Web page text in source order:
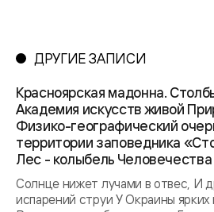
ДРУГИЕ ЗАПИСИ
Красноярская мадонна.
Академия искусств живой
Физико-географический
территории заповедника
Лес - колыбель Человечества
Солнце нижет лучами в отвес, И
испарений струи У Окраины ярких